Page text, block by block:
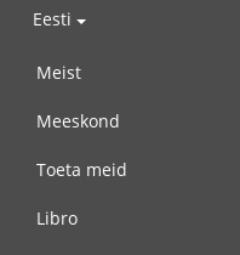
Eesti
Meist
Meeskond
Toeta meid
Libro